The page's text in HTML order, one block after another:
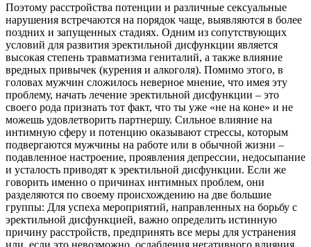
Поэтому расстройства потенции и различные сексуальные
нарушения встречаются на порядок чаще, выявляются в более
поздних и запущенных стадиях. Одним из сопутствующих
условий для развития эректильной дисфункции является
высокая степень травматизма гениталий, а также влияние
вредных привычек (курения и алкоголя). Помимо этого, в
головах мужчин сложилось неверное мнение, что имея эту
проблему, начать лечение эректильной дисфункции – это
своего рода признать тот факт, что ты уже «не на коне» и не
можешь удовлетворить партнершу. Сильное влияние на
интимную сферу и потенцию оказывают стрессы, которым
подвергаются мужчины на работе или в обычной жизни –
подавленное настроение, проявления депрессии, недосыпание
и усталость приводят к эректильной дисфункции. Если же
говорить именно о причинах интимных проблем, они
разделяются по своему происхождению на две большие
группы: Для успеха мероприятий, направленных на борьбу с
эректильной дисфункцией, важно определить истинную
причину расстройств, предпринять все меры для устранения
или, если это невозможно, ослабления негативного влияния.